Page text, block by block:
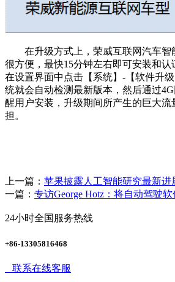
在升级方式上，荣威互联网汽车智
很方便，最快15分钟左右即可安装和
在设置界面中点击【系统】-【软件升
统就会自动检测最新版本，然后通过
醒用户安装，升级期间所产生的巨大流
担。
上一篇： 苹果披露人工智能研究最新进
一篇： 专访George Hotz：将自动驾驶
24小时全国服务热线
+86-13305816468
联系在线客服